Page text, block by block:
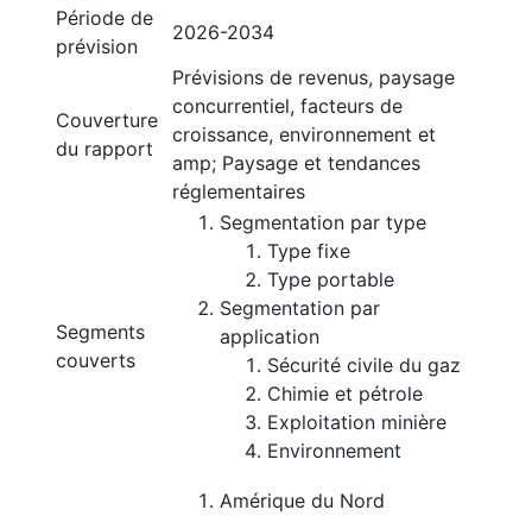
Période de
prévision
2026-2034
Couverture
du rapport
Prévisions de revenus, paysage
concurrentiel, facteurs de
croissance, environnement et
amp; Paysage et tendances
réglementaires
Segments
couverts
Segmentation par type
Type fixe
Type portable
Segmentation par
application
Sécurité civile du gaz
Chimie et pétrole
Exploitation minière
Environnement
Amérique du Nord